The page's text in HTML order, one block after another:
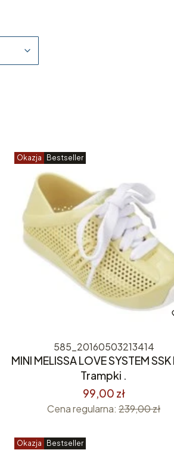
Okazja Bestseller
585_20160503213414
MINI MELISSA LOVE SYSTEM SSK
Trampki .
99,00 zł
Cena regularna: 239,00 zł
Okazja Bestseller